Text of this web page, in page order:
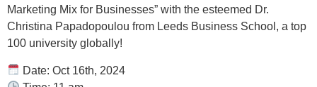
Marketing Mix for Businesses” with the esteemed Dr.
Christina Papadopoulou from Leeds Business School, a top
100 university globally!
Date: Oct 16th, 2024